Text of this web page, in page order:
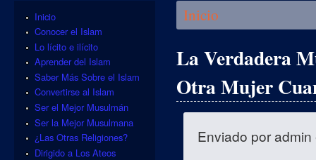
Se encuentra usted aquí
Inicio
La Verdadera
Otra Mujer
Enviado poradmin
Inicio
Conocer el Islam
Lo lícito e ilícito
Aprender del Islam
Saber Más Sobre el Islam
Convertirse al Islam
Ser el Mejor Musulmán
Ser la Mejor Musulmana
¿Las Otras Religiones?
Dirigido a Los Ateos